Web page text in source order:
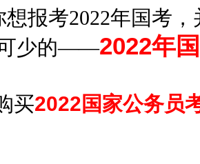
想报考2022年国考
少的——2022年
买2022国家公务员